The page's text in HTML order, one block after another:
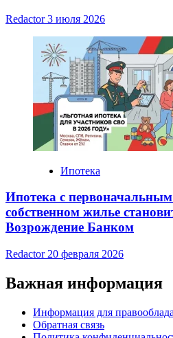
Redactor3 июля 2026
Ипотека
Ипотека с
собственном жилье
Возрождение Банком
Redactor 20 февраля 2026
Важная информация
Информация для
Обратная связь